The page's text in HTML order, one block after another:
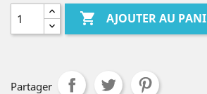
 AJOUTER AU
Partager